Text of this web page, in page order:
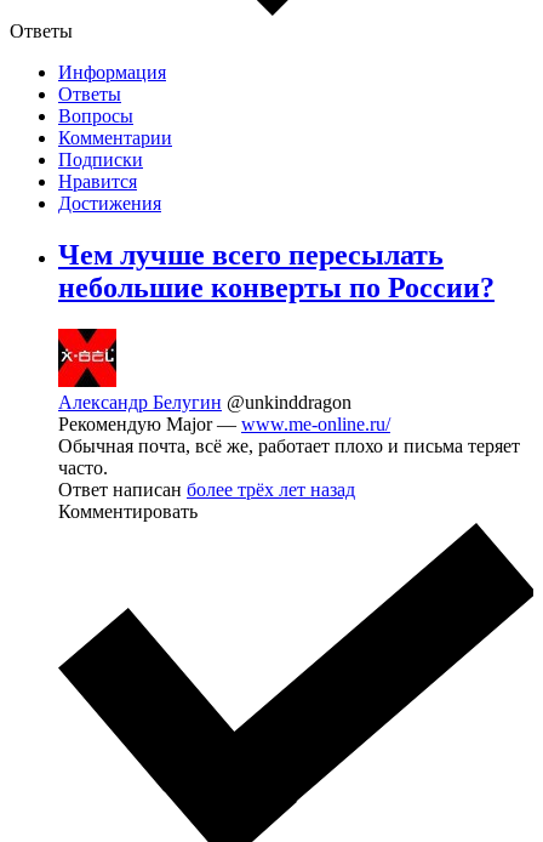
Ответы
Информация
Ответы
Вопросы
Комментарии
Подписки
Нравится
Достижения
Чем лучше всего пересылать
небольшие конверты по России?
Александр Белугин @unkinddragon
Рекомендую Major — www.me-online.ru/
Обычная почта, всё же, работает плохо и письма теряет
часто.
Ответ написан более трёх лет назад
Комментировать